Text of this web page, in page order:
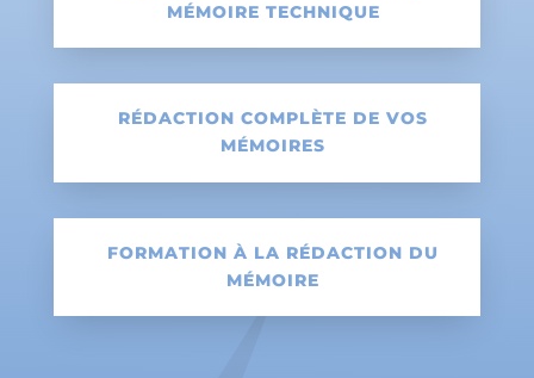
MÉMOIRE TECHNIQUE
RÉDACTION COMPLÈTE DE VOS
MÉMOIRES
FORMATION À LA RÉDACTION DU
MÉMOIRE